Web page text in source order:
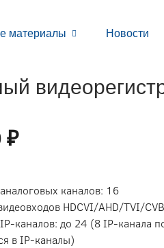
материалы Новости
₽
каналов: 16
HDCVI/AHD/TVI/
каналов: до 24 (8 IP-канала
в IP-каналы)